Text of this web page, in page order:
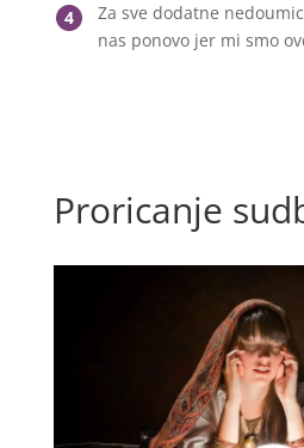
4
Za sve dodatne
nas ponovo jer mi smo
Proricanje